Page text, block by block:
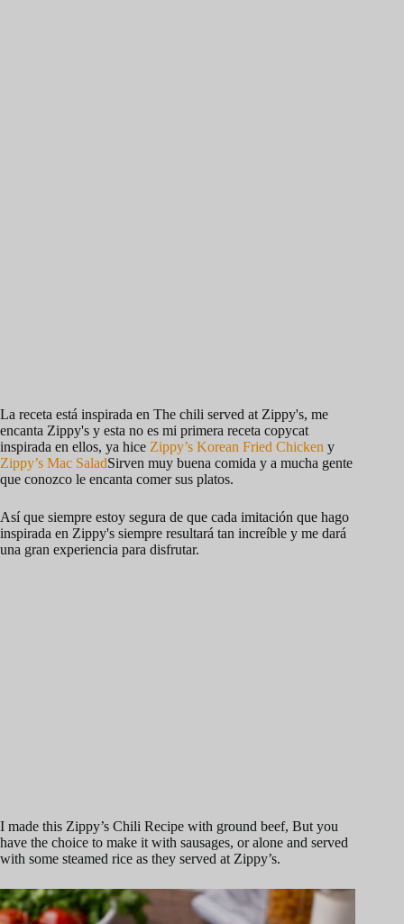
La receta está inspirada en The chili served at Zippy's, me
encanta Zippy's y esta no es mi primera receta copycat
inspirada en ellos, ya hice Zippy’s Korean Fried Chicken y
Zippy’s Mac SaladSirven muy buena comida y a mucha gente
que conozco le encanta comer sus platos.
Así que siempre estoy segura de que cada imitación que hago
inspirada en Zippy's siempre resultará tan increíble y me dará
una gran experiencia para disfrutar.
I made this Zippy’s Chili Recipe with ground beef, But you
have the choice to make it with sausages, or alone and served
with some steamed rice as they served at Zippy’s.